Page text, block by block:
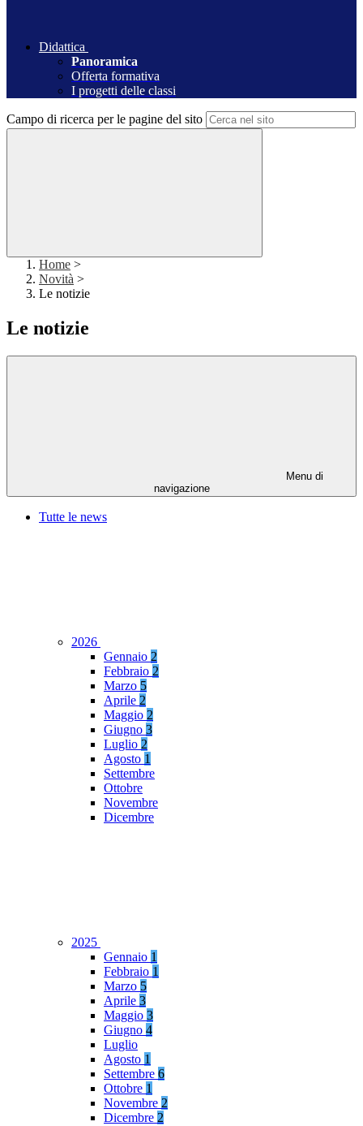
Didattica
Panoramica
Offerta formativa
I progetti delle classi
Campo di ricerca per le pagine del sito
Home >
Novità >
Le notizie
Le notizie
Menu di
navigazione
Tutte le news
2026
Gennaio 2
Febbraio 2
Marzo 5
Aprile 2
Maggio 2
Giugno 3
Luglio 2
Agosto 1
Settembre
Ottobre
Novembre
Dicembre
2025
Gennaio 1
Febbraio 1
Marzo 5
Aprile 3
Maggio 3
Giugno 4
Luglio
Agosto 1
Settembre 6
Ottobre 1
Novembre 2
Dicembre 2